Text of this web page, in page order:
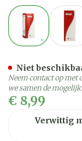
View larger
€ 8,99
Verwittig
Niet
Neem contact op met
we samen de